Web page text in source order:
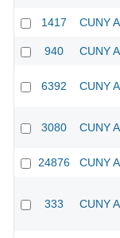
1417 CUNY
940 CUNY
6392 CUNY
3080 CUNY
24876 CUNY
333 CUNY